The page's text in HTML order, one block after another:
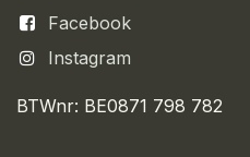
Facebook
Instagram
BTWnr: BE0871 798 782